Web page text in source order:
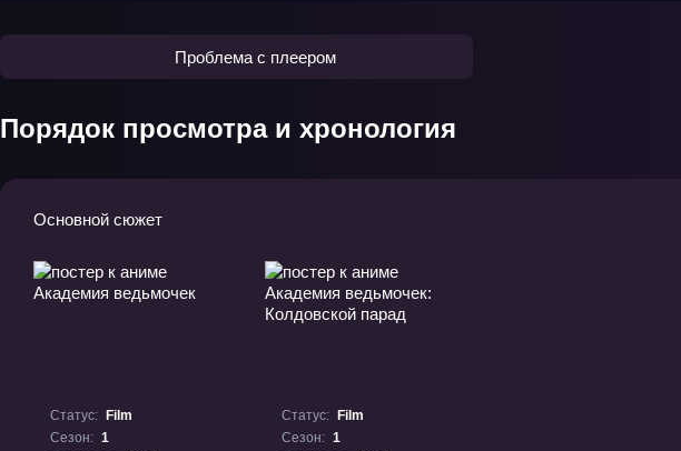
Проблема с плеером
Порядок просмотра и хронология
Основной сюжет
Статус:
Film
Сезон: 1
Статус:
Film
Сезон: 1